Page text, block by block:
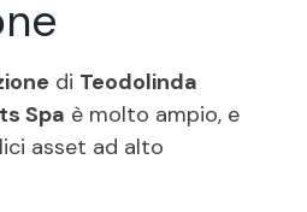
di Teodolinda
Spa è molto ampio, e
asset ad alto